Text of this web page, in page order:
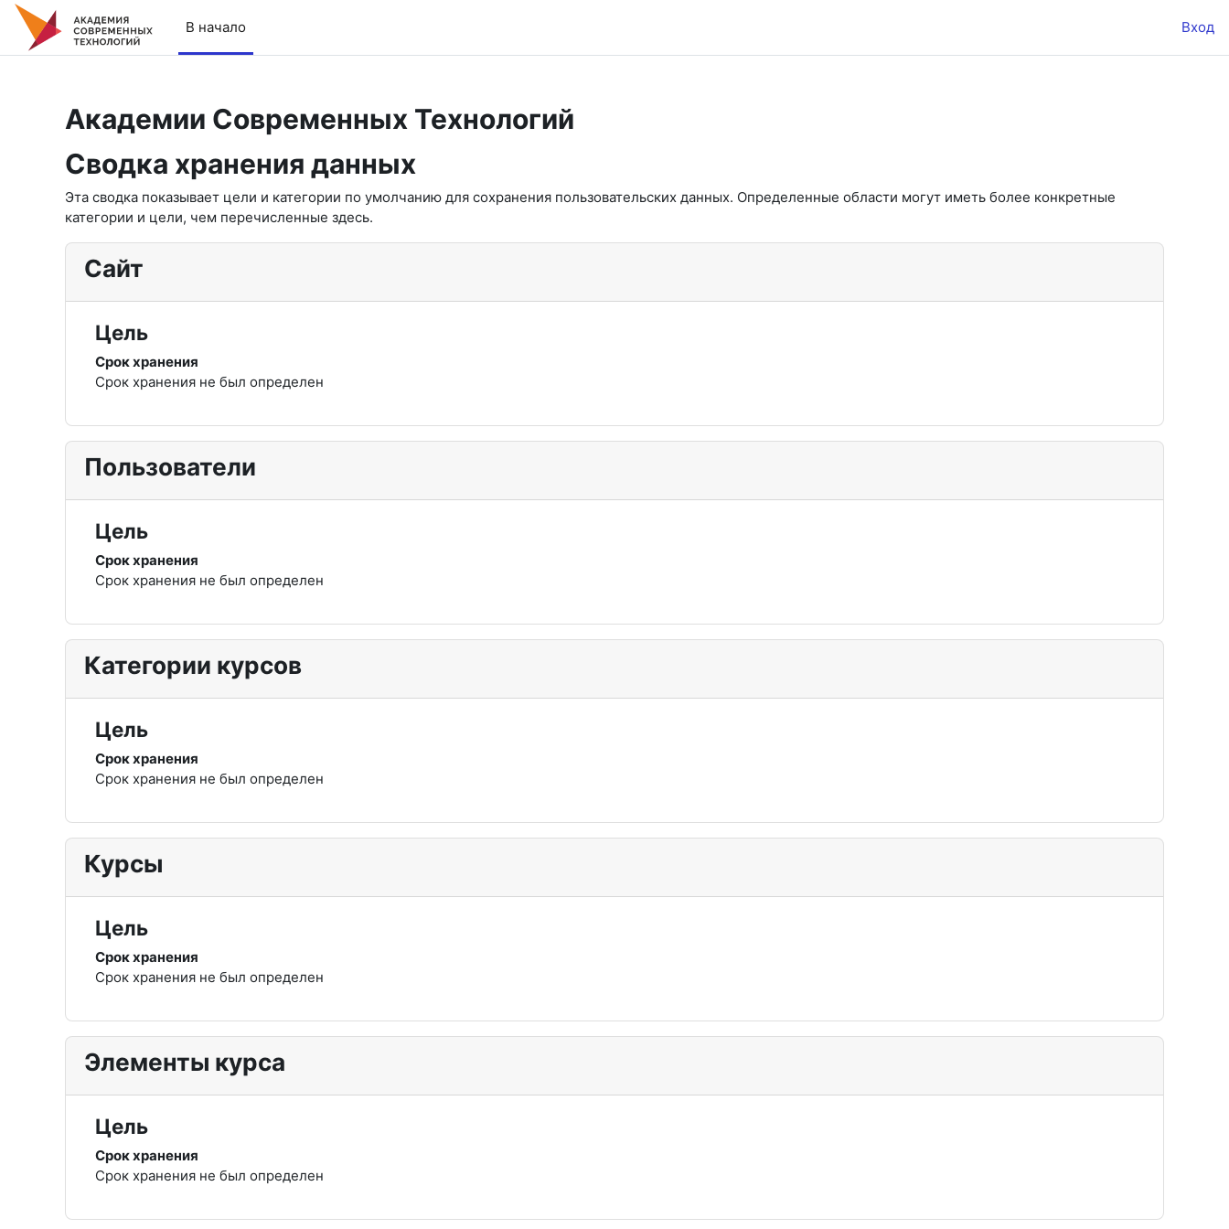
Перейти к основному содержанию
В начало
Вход
Академии Современных Технологий
Сводка хранения данных
Эта сводка показывает цели и категории по умолчанию для сохранения пользовательских данных. Определенные области могут иметь более конкретные
категории и цели, чем перечисленные здесь.
Сайт
Цель
Срок хранения
Срок хранения не был определен
Пользователи
Цель
Срок хранения
Срок хранения не был определен
Категории курсов
Цель
Срок хранения
Срок хранения не был определен
Курсы
Цель
Срок хранения
Срок хранения не был определен
Элементы курса
Цель
Срок хранения
Срок хранения не был определен